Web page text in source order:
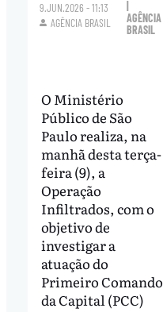
9.JUN.2026 - 11:13
AGÊNCIA BRASIL
AGÊNCIA
BRASIL
O Ministério
Público de São
Paulo realiza, na
manhã desta terça-
feira (9), a
Operação
Infiltrados, com o
objetivo de
investigar a
atuação do
Primeiro Comando
da Capital (PCC)